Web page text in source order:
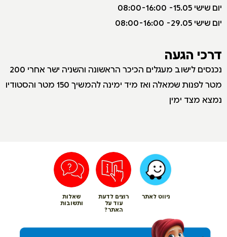
יום שישי 15.05- 08:00-16:00
יום שישי 29.05- 08:00-16:00
דרכי הגעה
נכנסים לישוב מעגלים הכיכר הראשונה והשניה ישר אחרי 200
מטר לפנות שמאלה ואז מיד ימינה להמשיך 150 מטר והסטודיו
נמצא מצד ימין
ניווט לאתר
רוצים לדעת
עוד על
האתר?
שאלות
ותשובות